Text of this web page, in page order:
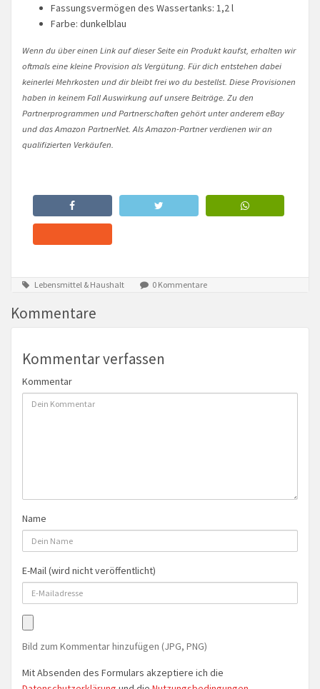
Fassungsvermögen des Wassertanks: 1,2 l
Farbe: dunkelblau
Wenn du über einen Link auf dieser Seite ein Produkt kaufst, erhalten wir
oftmals eine kleine Provision als Vergütung. Für dich entstehen dabei
keinerlei Mehrkosten und dir bleibt frei wo du bestellst. Diese Provisionen
haben in keinem Fall Auswirkung auf unsere Beiträge. Zu den
Partnerprogrammen und Partnerschaften gehört unter anderem eBay
und das Amazon PartnerNet. Als Amazon-Partner verdienen wir an
qualifizierten Verkäufen.
Lebensmittel & Haushalt 0 Kommentare
Kommentare
Kommentar verfassen
Kommentar
Name
E-Mail (wird nicht veröffentlicht)
Bild zum Kommentar hinzufügen (JPG, PNG)
Mit Absenden des Formulars akzeptiere ich die